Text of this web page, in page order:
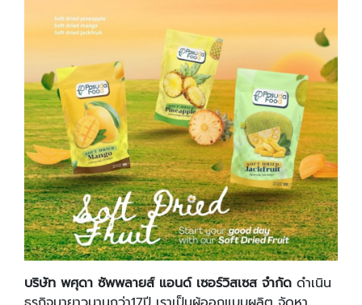
บริษัท พศุดา ซัพพลายส์ แอนด์ เซอร์วิสเซส จำกัด ดำเนิน